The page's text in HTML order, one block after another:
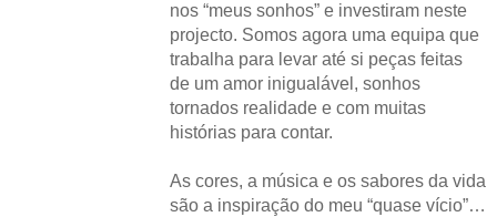
nos “meus sonhos” e investiram neste
projecto. Somos agora uma equipa que
trabalha para levar até si peças feitas
de um amor inigualável, sonhos
tornados realidade e com muitas
histórias para contar.
As cores, a música e os sabores da vida
são a inspiração do meu “quase vício”…